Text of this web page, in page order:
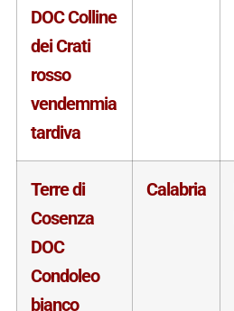
DOC Colline
dei Crati
rosso
vendemmia
tardiva
Terre di
Cosenza
DOC
Condoleo
bianco
Calabria